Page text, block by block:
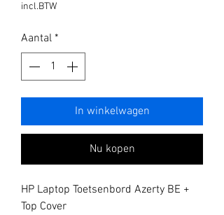
incl.BTW
Aantal *
In winkelwagen
Nu kopen
HP Laptop Toetsenbord Azerty BE +
Top Cover